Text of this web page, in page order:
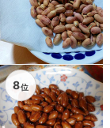
8位